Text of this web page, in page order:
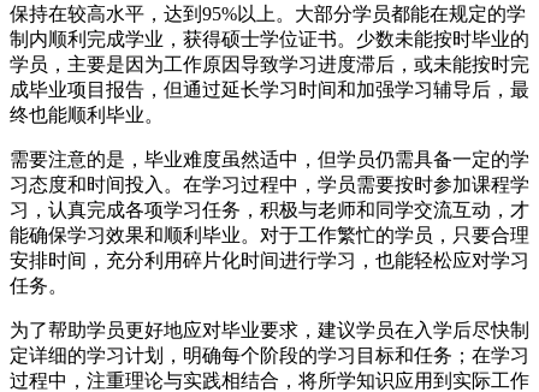
保持在较高水平，达到95%以上。大部分学员都能在规定的学
制内顺利完成学业，获得硕士学位证书。少数未能按时毕业的
学员，主要是因为工作原因导致学习进度滞后，或未能按时完
成毕业项目报告，但通过延长学习时间和加强学习辅导后，最
终也能顺利毕业。
需要注意的是，毕业难度虽然适中，但学员仍需具备一定的学
习态度和时间投入。在学习过程中，学员需要按时参加课程学
习，认真完成各项学习任务，积极与老师和同学交流互动，才
能确保学习效果和顺利毕业。对于工作繁忙的学员，只要合理
安排时间，充分利用碎片化时间进行学习，也能轻松应对学习
任务。
为了帮助学员更好地应对毕业要求，建议学员在入学后尽快制
定详细的学习计划，明确每个阶段的学习目标和任务；在学习
过程中，注重理论与实践相结合，将所学知识应用到实际工作